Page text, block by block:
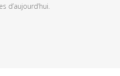
d’aujourd’hui.